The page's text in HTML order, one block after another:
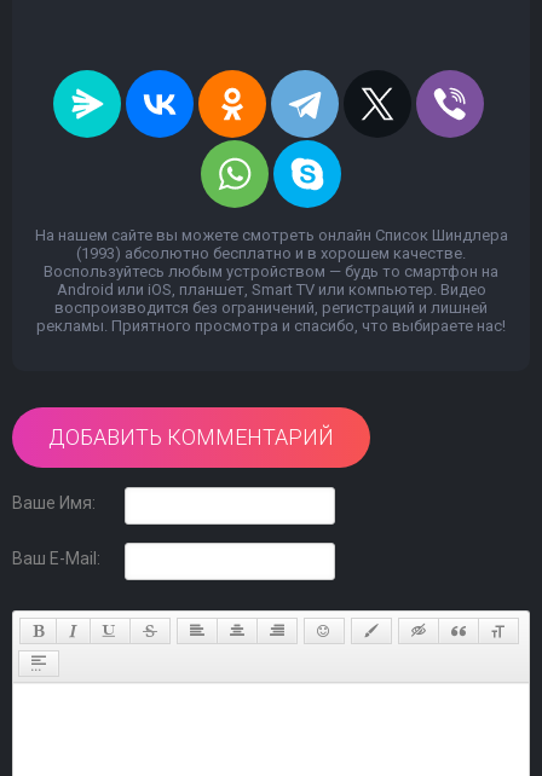
На нашем сайте вы можете смотреть онлайн Список Шиндлера
(1993) абсолютно бесплатно и в хорошем качестве.
Воспользуйтесь любым устройством — будь то смартфон на
Android или iOS, планшет, Smart TV или компьютер. Видео
воспроизводится без ограничений, регистраций и лишней
рекламы. Приятного просмотра и спасибо, что выбираете нас!
ДОБАВИТЬ КОММЕНТАРИЙ
Ваше Имя:
Ваш E-Mail: